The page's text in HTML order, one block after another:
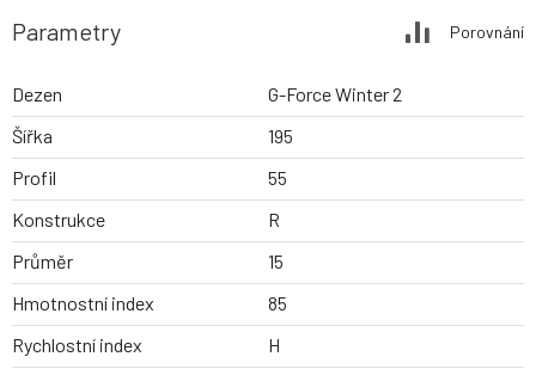
Parametry Porovnání
Dezen
G-Force Winter 2
Šířka
195
Profil
55
Konstrukce
R
Průměr
15
Hmotnostní index
85
Rychlostní index
H